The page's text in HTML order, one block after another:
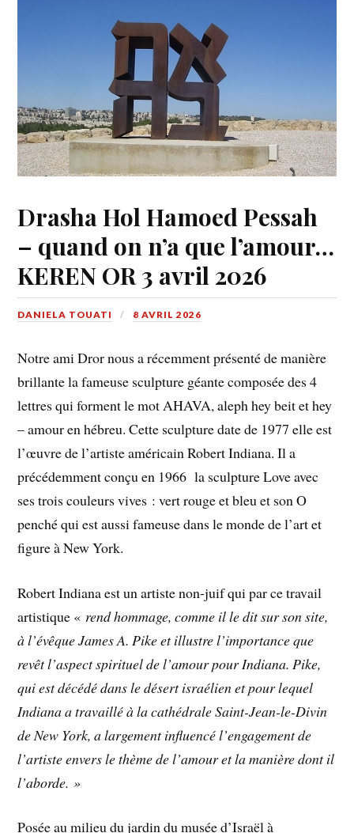
Drasha Hol Hamoed Pessah
– quand on n’a que l’amour…
KEREN OR 3 avril 2026
DANIELA TOUATI 8 AVRIL 2026
Notre ami Dror nous a récemment présenté de manière
brillante la fameuse sculpture géante composée des 4
lettres qui forment le mot AHAVA, aleph hey beit et hey
– amour en hébreu. Cette sculpture date de 1977 elle est
l’œuvre de l’artiste américain Robert Indiana. Il a
précédemment conçu en 1966 la sculpture Love avec
ses trois couleurs vives : vert rouge et bleu et son O
penché qui est aussi fameuse dans le monde de l’art et
figure à New York.
Robert Indiana est un artiste non-juif qui par ce travail
artistique « rend hommage, comme il le dit sur son site,
à l’évêque James A. Pike et illustre l’importance que
revêt l’aspect spirituel de l’amour pour Indiana. Pike,
qui est décédé dans le désert israélien et pour lequel
Indiana a travaillé à la cathédrale Saint-Jean-le-Divin
de New York, a largement influencé l’engagement de
l’artiste envers le thème de l’amour et la manière dont il
l’aborde. »
Posée au milieu du jardin du musée d’Israël à